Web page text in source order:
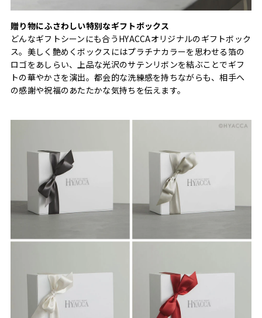
贈り物にふさわしい特別なギフトボックス
どんなギフトシーンにも合うHYACCAオリジナルのギフトボック
ス。美しく艶めくボックスにはプラチナカラーを思わせる箔の
ロゴをあしらい、上品な光沢のサテンリボンを結ぶことでギフ
トの華やかさを演出。都会的な洗練感を持ちながらも、相手へ
の感謝や祝福のあたたかな気持ちを伝えます。